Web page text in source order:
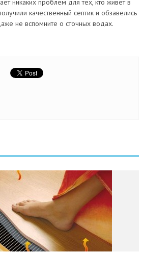
никаких проблем для тех, кто живет в
качественный септик и обзавелись
не вспомните о сточных водах.